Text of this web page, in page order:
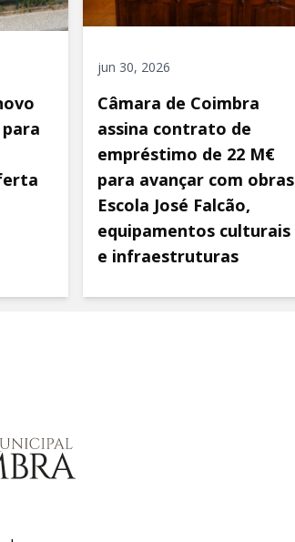
jun 30, 2026
Câmara de Coimbra
assina contrato de
empréstimo de 22 M€
para avançar com obras
Escola José Falcão,
equipamentos culturais
e infraestruturas